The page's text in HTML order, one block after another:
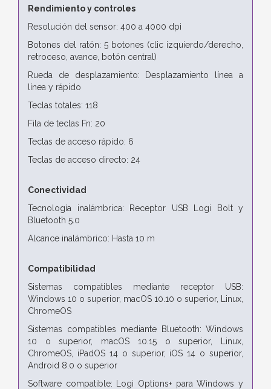
Rendimiento y controles
Resolución del sensor: 400 a 4000 dpi
Botones del ratón: 5 botones (clic izquierdo/derecho,
retroceso, avance, botón central)
Rueda de desplazamiento: Desplazamiento línea a
línea y rápido
Teclas totales: 118
Fila de teclas Fn: 20
Teclas de acceso rápido: 6
Teclas de acceso directo: 24
Conectividad
Tecnología inalámbrica: Receptor USB Logi Bolt y
Bluetooth 5.0
Alcance inalámbrico: Hasta 10 m
Compatibilidad
Sistemas compatibles mediante receptor USB:
Windows 10 o superior, macOS 10.10 o superior, Linux,
ChromeOS
Sistemas compatibles mediante Bluetooth: Windows
10 o superior, macOS 10.15 o superior, Linux,
ChromeOS, iPadOS 14 o superior, iOS 14 o superior,
Android 8.0 o superior
Software compatible: Logi Options+ para Windows y